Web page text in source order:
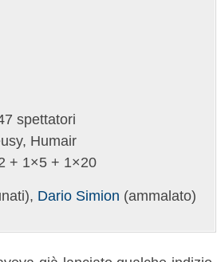
spettatori
Humair
+ 1×5 + 1×20
Dario Simion (ammalato)